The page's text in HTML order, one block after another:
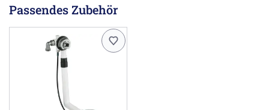
Passendes Zubehör